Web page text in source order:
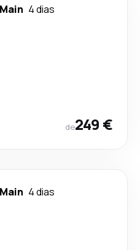
4 dias
de249 €
4 dias